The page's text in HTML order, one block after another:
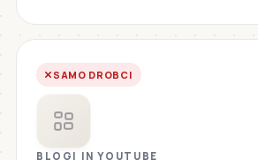
SAMO DROBCI
BLOGI IN YOUTUBE